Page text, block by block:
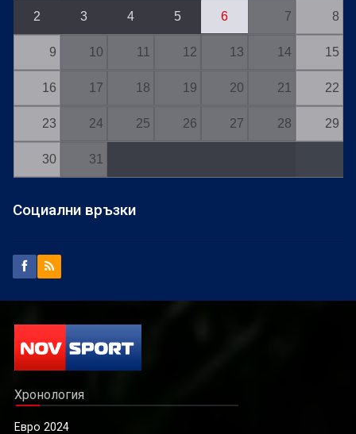
2 3 4 5 6 7 8
9 10 11 12 13 14 15
16 17 18 19 20 21 22
23 24 25 26 27 28 29
30 31
Социални връзки
Хронология
Евро 2024